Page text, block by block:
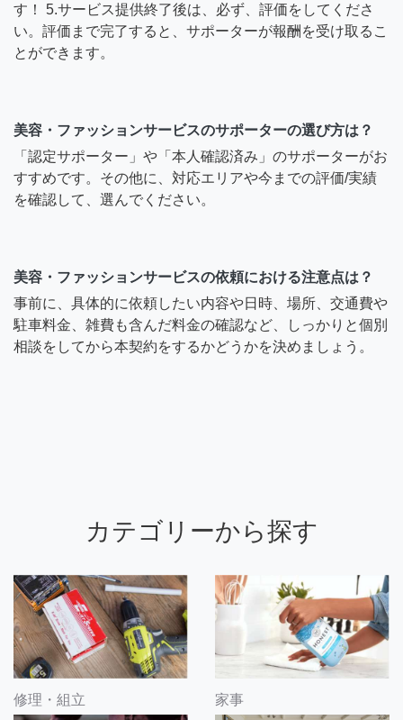
す！ 5.サービス提供終了後は、必ず、評価をしてくださ
い。評価まで完了すると、サポーターが報酬を受け取るこ
とができます。
美容・ファッションサービスのサポーターの選び方は？
「認定サポーター」や「本人確認済み」のサポーターがお
すすめです。その他に、対応エリアや今までの評価/実績
を確認して、選んでください。
美容・ファッションサービスの依頼における注意点は？
事前に、具体的に依頼したい内容や日時、場所、交通費や
駐車料金、雑費も含んだ料金の確認など、しっかりと個別
相談をしてから本契約をするかどうかを決めましょう。
カテゴリーから探す
修理・組立 家事